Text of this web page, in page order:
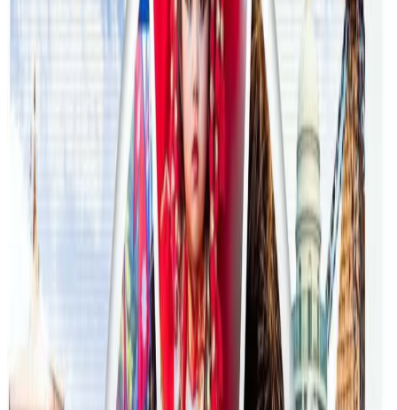
२०२६ जुलाई २४
अन्तर्राष्ट्रिय विद्यार्थी आकर्षित गर्न भिक्टोरियाले बनायो
नयाँ रणनीति
२०२६ जुलाई २३
फिफा विश्वकपमा अस्ट्रेलियाको टोलीका लागि
रणनीति बनाउने नेपाली युवा
२०२६ जुलाई २३
एनपिएल अष्ट्रेलियाको पाँचौं संस्करणमा कृष्ण कार्की
सबैभन्दा महँगा खेलाडी
२०२६ जुलाई १९